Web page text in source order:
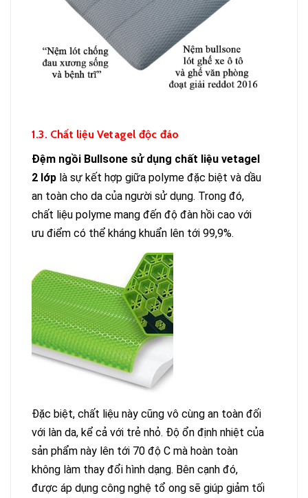
1.3. Chất liệu Vetagel độc đáo
Đệm ngồi Bullsone sử dụng chất liệu vetagel
2 lớp là sự kết hợp giữa polyme đặc biệt và dầu
an toàn cho da của người sử dụng. Trong đó,
chất liệu polyme mang đến độ đàn hồi cao với
ưu điểm có thể kháng khuẩn lên tới 99,9%.
Đặc biệt, chất liệu này cũng vô cùng an toàn đối
với làn da, kể cả với trẻ nhỏ. Độ ổn định nhiệt của
sản phẩm này lên tới 70 độ C mà hoàn toàn
không làm thay đổi hình dạng. Bên cạnh đó,
được áp dụng công nghệ tổ ong sẽ giúp giảm tối